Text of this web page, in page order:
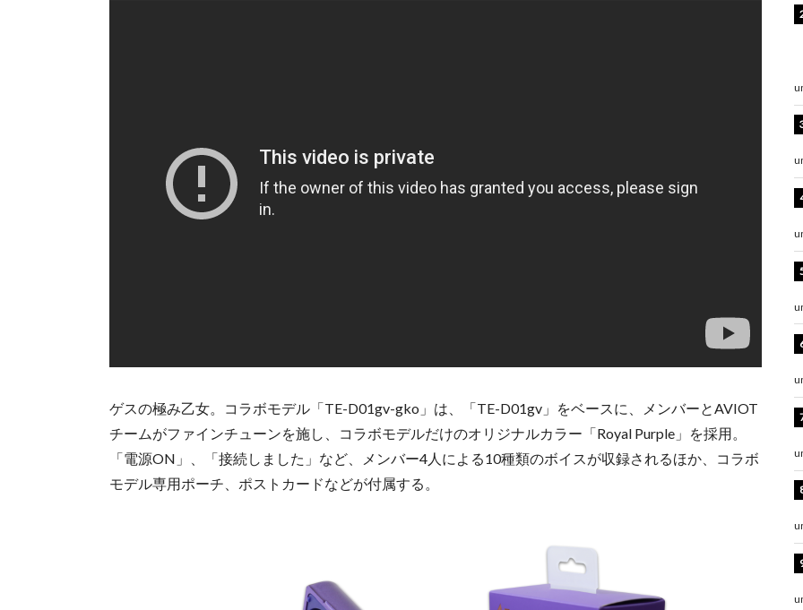
ゲスの極み乙女。コラボモデル「TE-D01gv-gko」は、「TE-D01gv」をベースに、メンバーとAVIOT
チームがファインチューンを施し、コラボモデルだけのオリジナルカラー「Royal Purple」を採用。
「電源ON」、「接続しました」など、メンバー4人による10種類のボイスが収録されるほか、コラボ
モデル専用ポーチ、ポストカードなどが付属する。